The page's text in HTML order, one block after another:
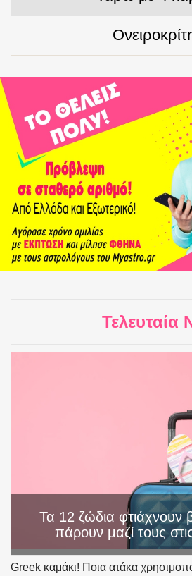
Τελευταία
Τα 12 ζώδια φτιάχνουν
πάρουν μαζί τους
Greek καμάκι! Ποια ατάκα